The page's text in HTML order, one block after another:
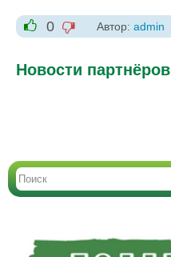
+1
0
-1
Автор: admin
Новости партнёров